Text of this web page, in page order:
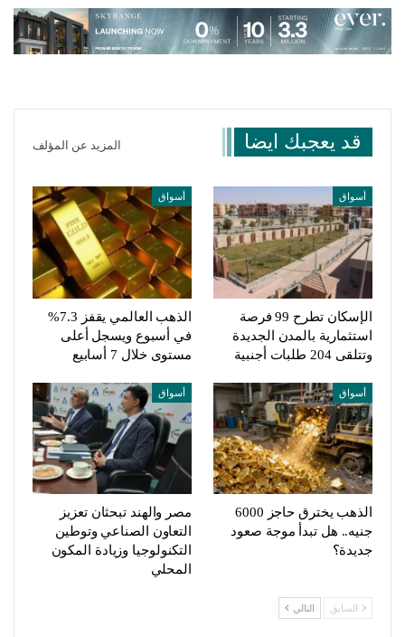
قد يعجبك ايضا المزيد عن المؤلف
أسواق
الإسكان تطرح 99 فرصة
استثمارية بالمدن الجديدة
وتتلقى 204 طلبات أجنبية
أسواق
الذهب العالمي يقفز 7.3%
في أسبوع ويسجل أعلى
مستوى خلال 7 أسابيع
أسواق
الذهب يخترق حاجز 6000
جنيه.. هل تبدأ موجة صعود
جديدة؟
أسواق
مصر والهند تبحثان تعزيز
التعاون الصناعي وتوطين
التكنولوجيا وزيادة المكون
المحلي
السابق التالي